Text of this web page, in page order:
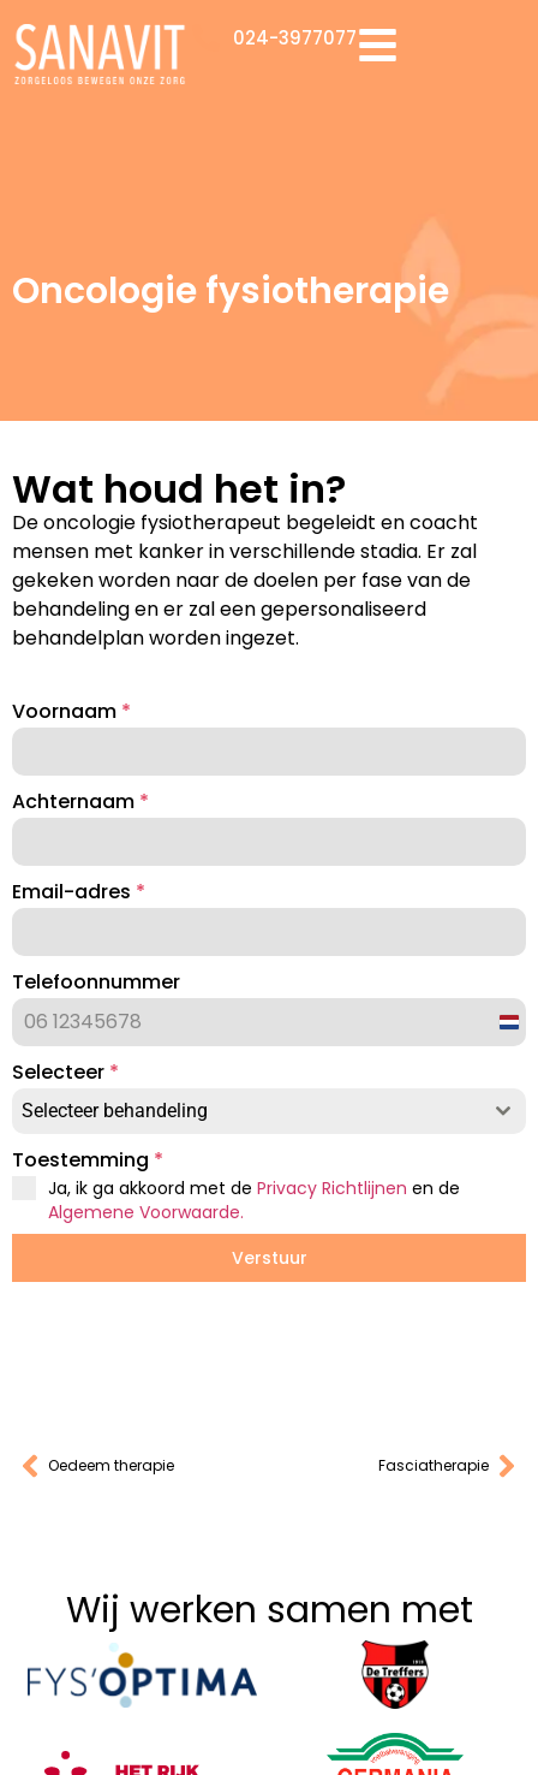
024-3977077
Oncologie fysiotherapie
Wat houd het in?
De oncologie fysiotherapeut begeleidt en coacht
mensen met kanker in verschillende stadia. Er zal
gekeken worden naar de doelen per fase van de
behandeling en er zal een gepersonaliseerd
behandelplan worden ingezet.
Voornaam *
Achternaam *
Email-adres *
Telefoonnummer
Selecteer *
Selecteer behandeling
Toestemming *
Ja, ik ga akkoord met de Privacy Richtlijnen en de
Algemene Voorwaarde.
Verstuur
Oedeem therapie Fasciatherapie
Wij werken samen met